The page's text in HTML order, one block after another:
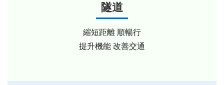
隧道
縮短距離 順暢行
提升機能 改善交通